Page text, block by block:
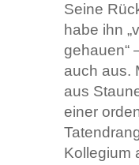
Seine
habe ihn
gehauen“
auch aus.
aus
einer
Kollegium